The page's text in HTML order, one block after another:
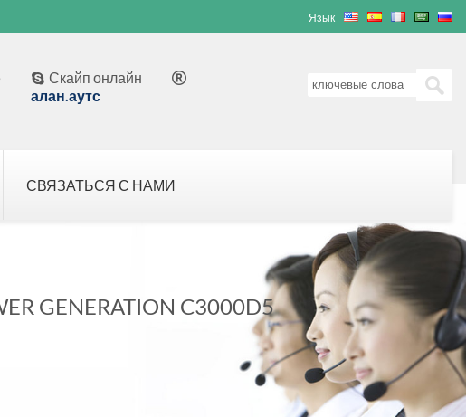
Язык
 Скайп онлайн
алан.аутс

СВЯЗАТЬСЯ С НАМИ
GENERATION C3000D5